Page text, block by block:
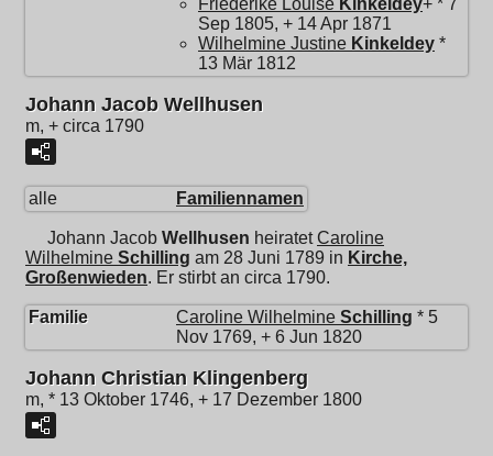
Friederike Louise Kinkeldey+ * 7
Sep 1805, + 14 Apr 1871
Wilhelmine Justine Kinkeldey *
13 Mär 1812
Johann Jacob Wellhusen
m, + circa 1790
alle Familiennamen
Johann Jacob Wellhusen heiratetCaroline
Wilhelmine Schilling am 28 Juni 1789 in Kirche,
Großenwieden. Er stirbt an circa 1790.
Familie Caroline Wilhelmine Schilling * 5
Nov 1769, + 6 Jun 1820
Johann Christian Klingenberg
m, * 13 Oktober 1746, + 17 Dezember 1800